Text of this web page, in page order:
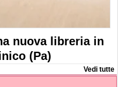
nuova libreria in
(Pa)
Vedi tutte